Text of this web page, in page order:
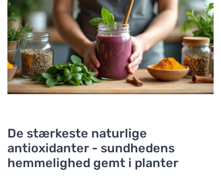
De stærkeste naturlige
antioxidanter - sundhedens
hemmelighed gemt i planter